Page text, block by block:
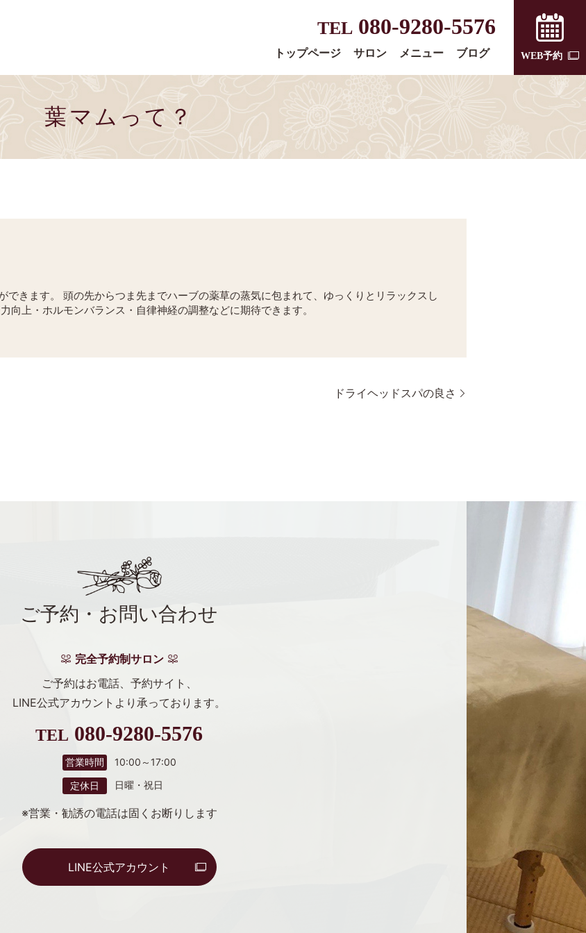
トップページ サロン メニュー ブログ
TEL 080-9280-5576
WEB予約
葉マムって？
できます。 頭の先からつま先までハーブの薬草の蒸気に包まれて、ゆっくりとリラックスし
向上・ホルモンバランス・自律神経の調整などに期待できます。
ドライヘッドスパの良さ
ご予約・お問い合わせ
完全予約制サロン
ご予約はお電話、予約サイト、
LINE公式アカウントより 承っております。
TEL 080-9280-5576
営業時間 10:00～17:00
定休日 日曜・祝日
※営業・勧誘の電話は固くお断りします
LINE公式アカウント